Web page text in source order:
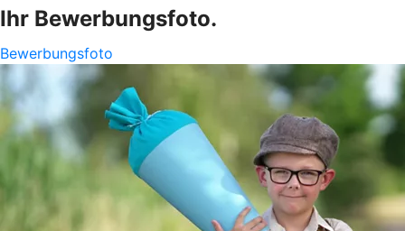
Ihr Bewerbungsfoto.
Bewerbungsfoto